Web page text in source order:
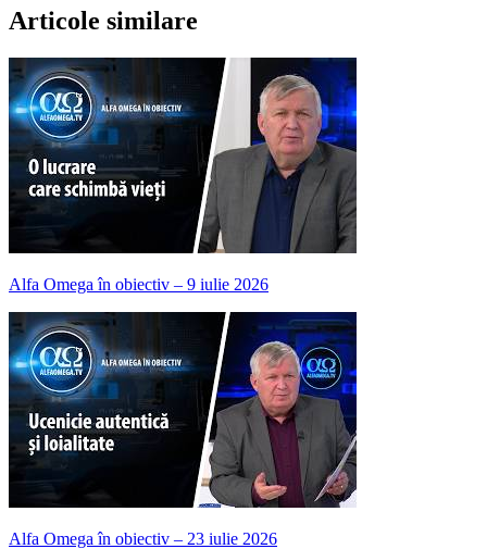
Articole similare
Alfa Omega în obiectiv – 9 iulie 2026
Alfa Omega în obiectiv – 23 iulie 2026